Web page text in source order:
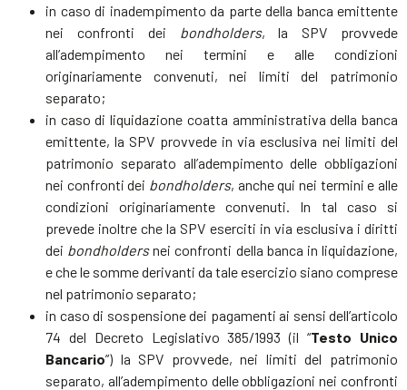
in caso di inadempimento da parte della banca emittente
nei confronti dei
bondholders, la SPV provvede
all’adempimento nei termini e alle condizioni
originariamente convenuti, nei limiti del patrimonio
separato;
in caso di liquidazione coatta amministrativa della banca
emittente, la SPV provvede in via esclusiva nei limiti del
patrimonio separato all’adempimento delle obbligazioni
nei confronti dei bondholders, anche qui nei termini e alle
condizioni originariamente convenuti. In tal caso si
prevede inoltre che la SPV eserciti in via esclusiva i diritti
dei bondholdersnei confronti della banca in liquidazione,
e che le somme derivanti da tale esercizio siano comprese
nel patrimonio separato;
in caso di sospensione dei pagamenti ai sensi dell’articolo
74 del Decreto Legislativo 385/1993 (il “Testo Unico
Bancario”) la SPV provvede, nei limiti del patrimonio
separato, all’adempimento delle obbligazioni nei confronti